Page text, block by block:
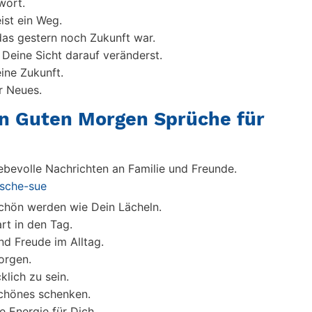
ein Weg.
gestern noch Zukunft war.
Sicht darauf veränderst.
Zukunft.
Neues.
Guten Morgen Sprüche für
Nachrichten an Familie und Freunde.
sue
werden wie Dein Lächeln.
in den Tag.
Freude im Alltag.
zu sein.
schenken.